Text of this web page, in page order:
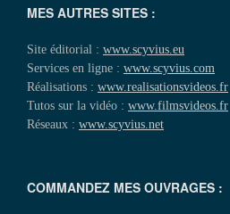
MES AUTRES SITES :
Site éditorial : www.scyvius.eu
Services en ligne : www.scyvius.com
Réalisations : www.realisationsvideos.fr
Tutos sur la vidéo : www.filmsvideos.fr
Réseaux : www.scyvius.net
COMMANDEZ MES OUVRAGES :